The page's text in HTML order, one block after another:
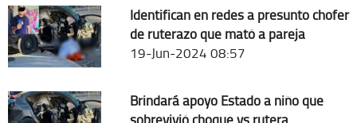
Identifican en redes a presunto chofer
de ruterazo que mató a pareja
19-Jun-2024 08:57
Brindará apoyo Estado a niño que
sobrevivió choque vs rutera